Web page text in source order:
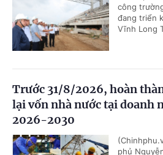
công
đang triển
Vĩnh Long
Trước 31/8/2026, hoàn
lại vốn nhà nước tại doanh
2026-2030
phủ